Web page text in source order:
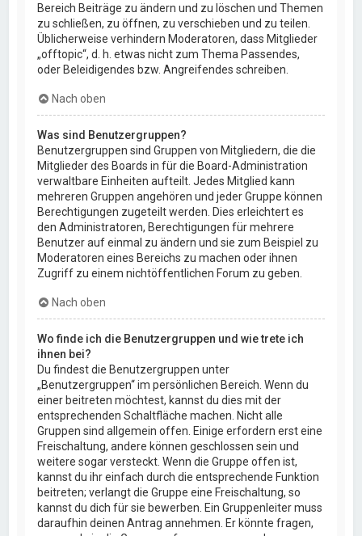
Bereich Beiträge zu ändern und zu löschen und Themen
zu schließen, zu öffnen, zu verschieben und zu teilen.
Üblicherweise verhindern Moderatoren, dass Mitglieder
„offtopic“, d. h. etwas nicht zum Thema Passendes,
oder Beleidigendes bzw. Angreifendes schreiben.
Nach oben
Was sind Benutzergruppen?
Benutzergruppen sind Gruppen von Mitgliedern, die die
Mitglieder des Boards in für die Board-Administration
verwaltbare Einheiten aufteilt. Jedes Mitglied kann
mehreren Gruppen angehören und jeder Gruppe können
Berechtigungen zugeteilt werden. Dies erleichtert es
den Administratoren, Berechtigungen für mehrere
Benutzer auf einmal zu ändern und sie zum Beispiel zu
Moderatoren eines Bereichs zu machen oder ihnen
Zugriff zu einem nichtöffentlichen Forum zu geben.
Nach oben
Wo finde ich die Benutzergruppen und wie trete ich
ihnen bei?
Du findest die Benutzergruppen unter
„Benutzergruppen“ im persönlichen Bereich. Wenn du
einer beitreten möchtest, kannst du dies mit der
entsprechenden Schaltfläche machen. Nicht alle
Gruppen sind allgemein offen. Einige erfordern erst eine
Freischaltung, andere können geschlossen sein und
weitere sogar versteckt. Wenn die Gruppe offen ist,
kannst du ihr einfach durch die entsprechende Funktion
beitreten; verlangt die Gruppe eine Freischaltung, so
kannst du dich für sie bewerben. Ein Gruppenleiter muss
daraufhin deinen Antrag annehmen. Er könnte fragen,